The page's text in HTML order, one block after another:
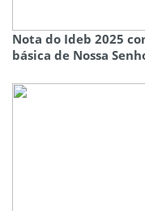
Nota do Ideb 2025
básica de Nossa